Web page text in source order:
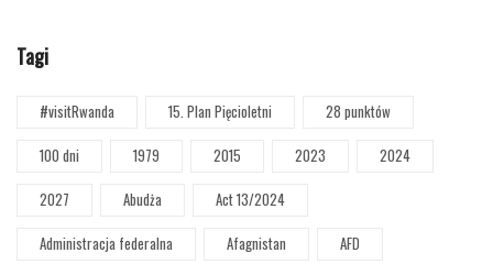
Tagi
#visitRwanda 15. Plan Pięcioletni
28 punktów
100 dni
1979 2015 2023
2024
2027
Abudża
Act 13/2024
Administracja federalna
Afagnistan
AFD